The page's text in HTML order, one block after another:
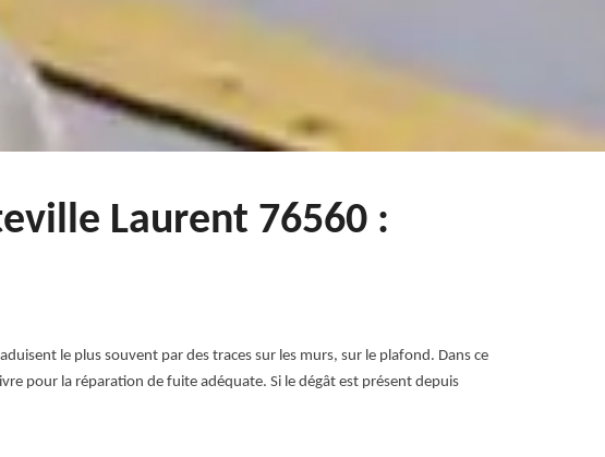
Laurent 76560 :
le plus souvent par des traces sur les murs, sur le plafond. Dans ce
pour la réparation de fuite adéquate. Si le dégât est présent depuis